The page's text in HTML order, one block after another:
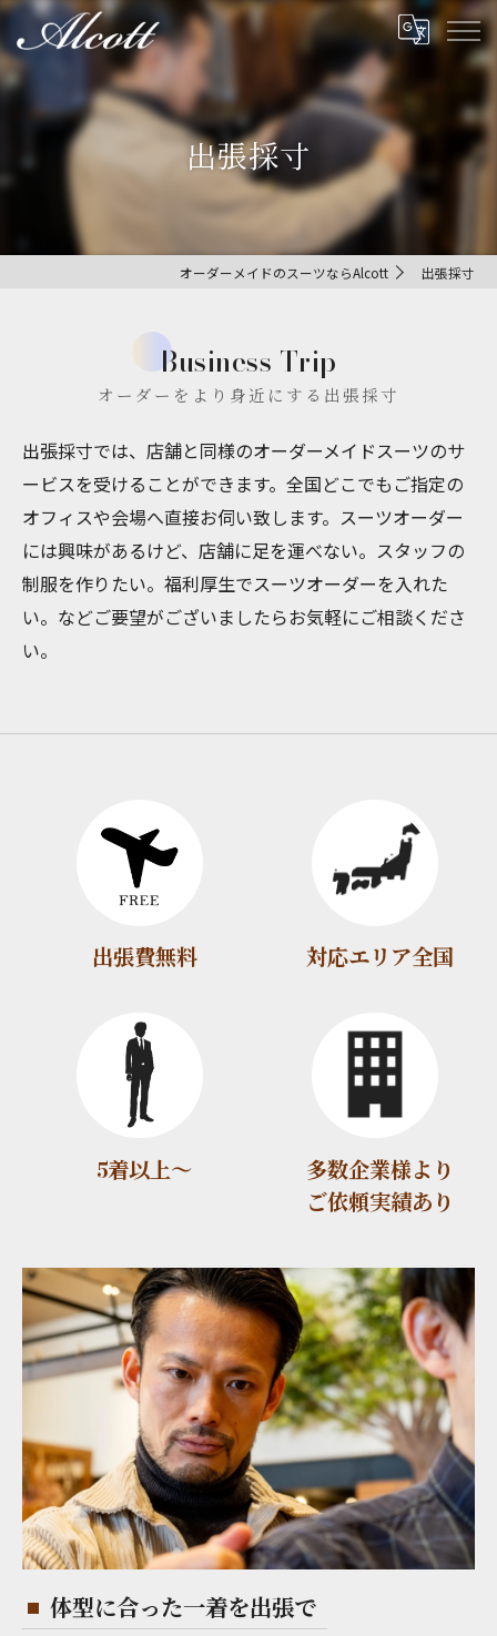
出張採寸
オーダーメイドのスーツならAlcott 出張採寸
オーダーをより身近にする出張採寸
Business Trip
出張採寸では、店舗と同様のオーダーメイドスーツのサ
ービスを受けることができます。全国どこでもご指定の
オフィスや会場へ直接お伺い致します。スーツオーダー
には興味があるけど、店舗に足を運べない。スタッフの
制服を作りたい。福利厚生でスーツオーダーを入れた
い。などご要望がございましたらお気軽にご相談くださ
い。
出張費無料 対応エリア全国
5着以上～
多数企業様より
ご依頼実績あり
体型に合った一着を出張で